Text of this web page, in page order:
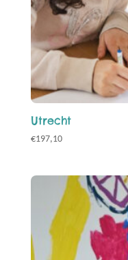
Utrecht
€197,10